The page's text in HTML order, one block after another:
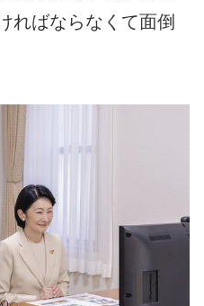
ればならなくて面倒